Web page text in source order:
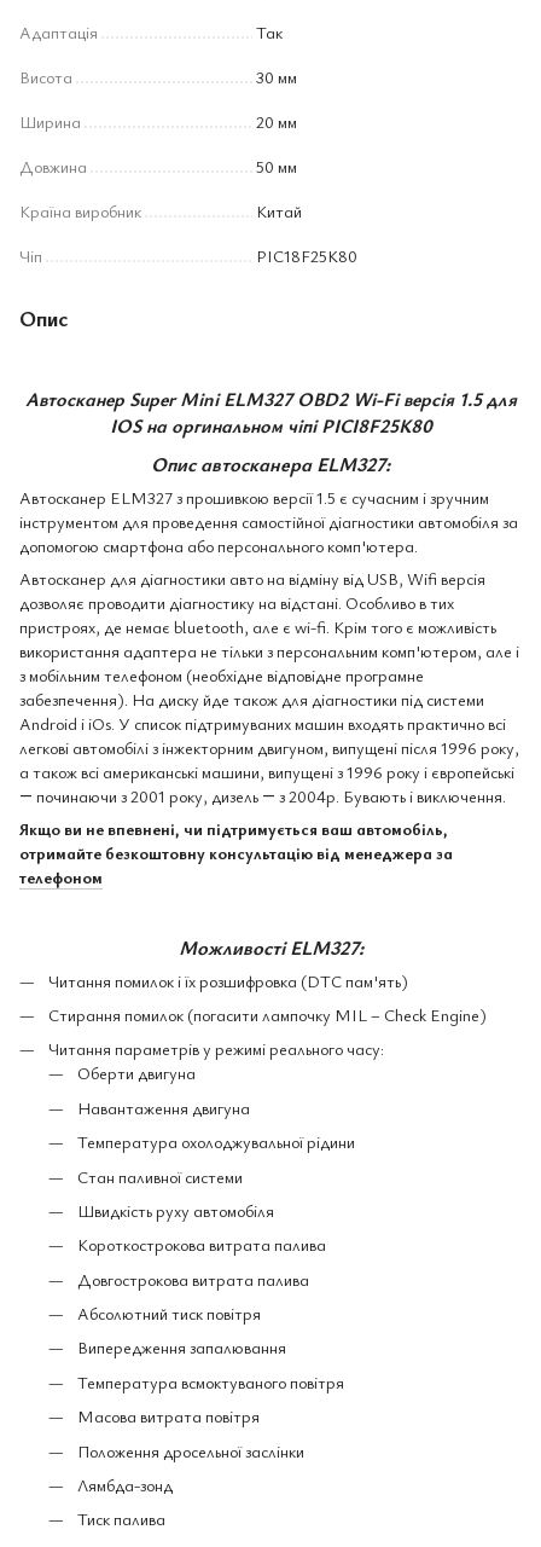
Адаптація
Так
Висота
30 мм
Ширина
20 мм
Довжина
50 мм
Країна виробник
Китай
Чіп
PIC18F25K80
Опис
Автосканер Super Mini ELM327 OBD2 Wi-Fi версія 1.5 для
IOS на оргинальном чіпі PICI8F25K80
Опис автосканераELM327:
Автосканер ELM327 з прошивкою версії 1.5 є сучасним і зручним
інструментом для проведення самостійної діагностики автомобіля за
допомогою смартфона або персонального комп'ютера.
Автосканер для діагностики авто на відміну від USB, Wifi версія
дозволяє проводити діагностику на відстані. Особливо в тих
пристроях, де немає bluetooth, але є wi-fi. Крім того є можливість
використання адаптера не тільки з персональним комп'ютером, але і
з мобільним телефоном (необхідне відповідне програмне
забезпечення). На диску йде також для діагностики під системи
Android і iOs. У список підтримуваних машин входять практично всі
легкові автомобілі з інжекторним двигуном, випущені після 1996 року,
а також всі американські машини, випущені з 1996 року і європейські
― починаючи з 2001 року, дизель ― з 2004р. Бувають і виключення.
Якщо ви не впевнені, чи підтримується ваш автомобіль,
отримайте безкоштовну консультацію від менеджера за
телефоном
Можливості ELM327:
Читання помилок і їх розшифровка (DTC пам'ять)
Стирання помилок (погасити лампочку MIL – Check Engine)
Читання параметрів у режимі реального часу:
Оберти двигуна
Навантаження двигуна
Температура охолоджувальної рідини
Стан паливної системи
Швидкість руху автомобіля
Короткострокова витрата палива
Довгострокова витрата палива
Абсолютний тиск повітря
Випередження запалювання
Температура всмоктуваного повітря
Масова витрата повітря
Положення дросельної заслінки
Лямбда-зонд
Тиск палива